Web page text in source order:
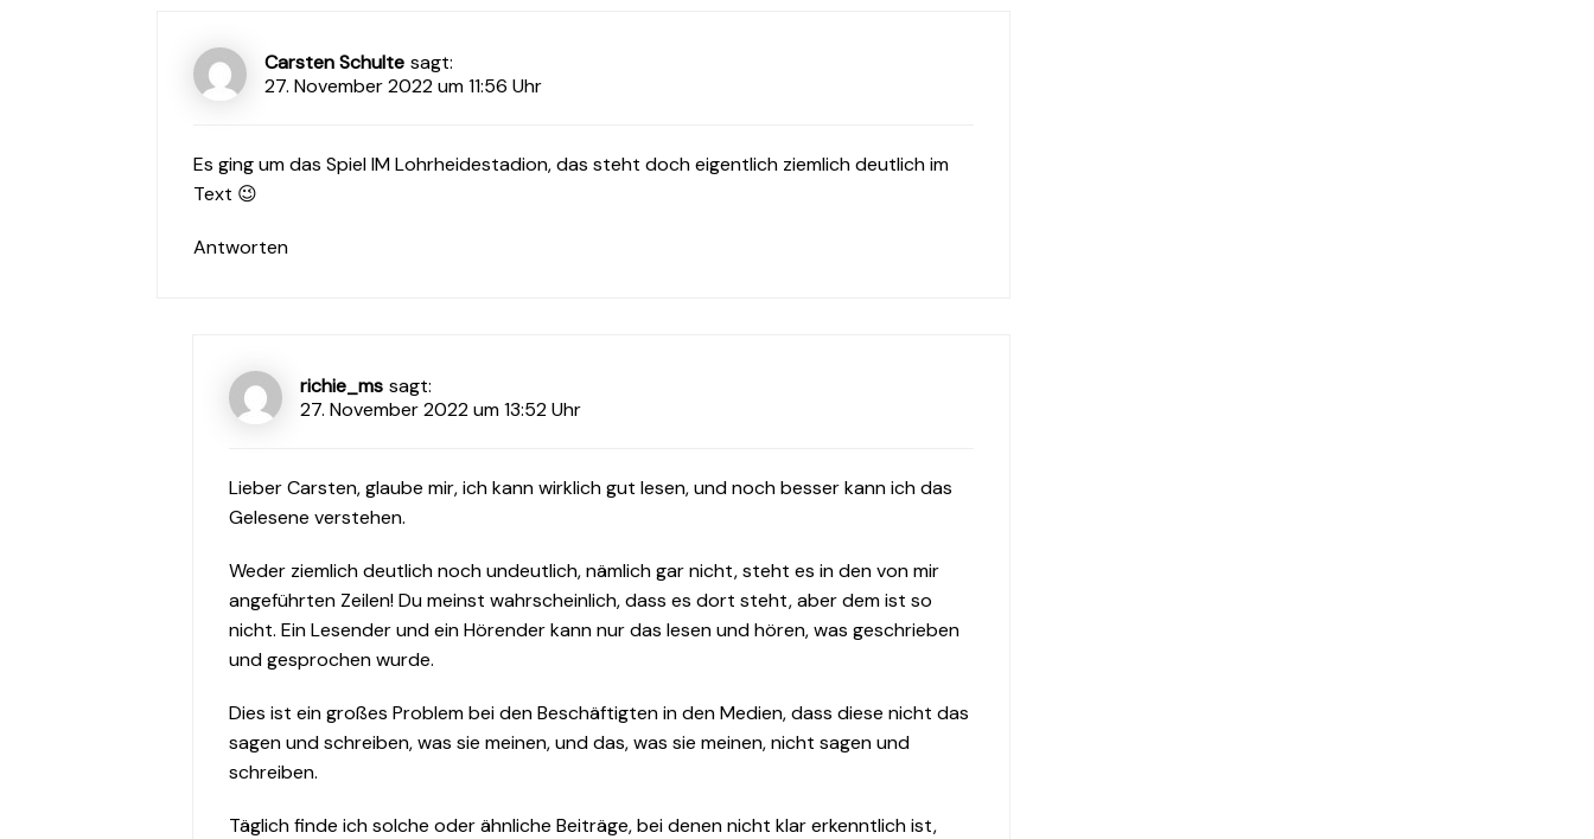
Carsten Schulte sagt:
27. November 2022 um 11:56 Uhr
Es ging um das Spiel IM Lohrheidestadion, das steht doch eigentlich ziemlich deutlich im
Text 😉
Antworten
richie_ms sagt:
27. November 2022 um 13:52 Uhr
Lieber Carsten, glaube mir, ich kann wirklich gut lesen, und noch besser kann ich das
Gelesene verstehen.
Weder ziemlich deutlich noch undeutlich, nämlich gar nicht, steht es in den von mir
angeführten Zeilen! Du meinst wahrscheinlich, dass es dort steht, aber dem ist so
nicht. Ein Lesender und ein Hörender kann nur das lesen und hören, was geschrieben
und gesprochen wurde.
Dies ist ein großes Problem bei den Beschäftigten in den Medien, dass diese nicht das
sagen und schreiben, was sie meinen, und das, was sie meinen, nicht sagen und
schreiben.
Täglich finde ich solche oder ähnliche Beiträge, bei denen nicht klar erkenntlich ist,